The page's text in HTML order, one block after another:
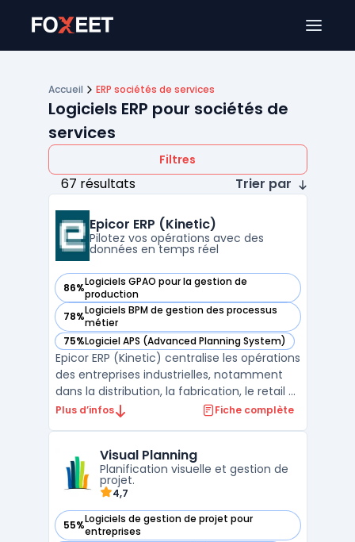
Accueil ERP sociétés de services
Logiciels ERP pour sociétés de
services
Filtres
67 résultats Trier par
Epicor ERP (Kinetic)
Pilotez vos opérations avec des
données en temps réel
86%Logiciels GPAO pour la gestion de
production
— voir Epicor ERP (Kinetic) dans cette catégorie
78%Logiciels BPM de gestion des processus
métier
— voir Epicor ERP (Kinetic) dans cette catégorie
75%Logiciel APS (Advanced Planning System)
— voir Epicor ERP (Kinetic) dans cette catégorie
Epicor ERP (Kinetic) centralise les opérations
des entreprises industrielles, notamment
dans la distribution, la fabrication, le retail et
les matériaux de construction. Le logiciel
accès direct à des reportings ER ...
Plus d’infos Fiche complète
Visual Planning
Planification visuelle et gestion de
projet.
4,7
55%Logiciels de gestion de projet pour
entreprises
— voir Visual Planning dans cette catégorie